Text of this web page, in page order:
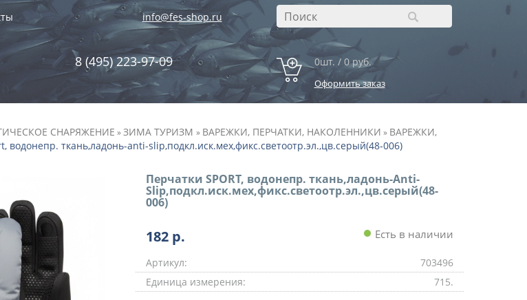
info@fes-shop.ru
8 (495) 223-97-09 0шт. / 0 руб.
Оформить заказ
СНАРЯЖЕНИЕ »ЗИМА ТУРИЗМ » ВАРЕЖКИ, ПЕРЧАТКИ, НАКОЛЕННИКИ » ВАРЕЖКИ,
водонепр. ткань,ладонь-anti-slip,подкл.иск.мех,фикс.светоотр.эл.,цв.серый(48-006)
Перчатки SPORT, водонепр. ткань,ладонь-Anti-
Slip,подкл.иск.мех,фикс.светоотр.эл.,цв.серый(48-
006)
182 р. Есть в наличии
Артикул:
703496
Единица измерения:
715.